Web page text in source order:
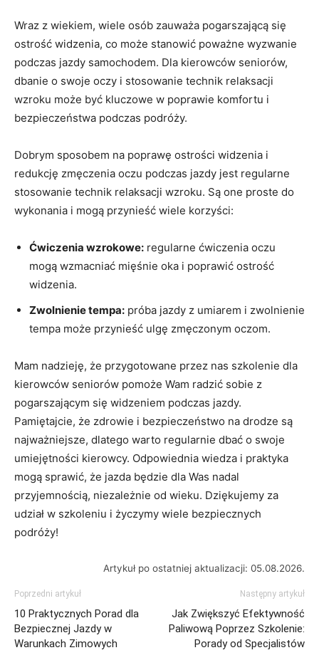
Wraz z wiekiem, wiele ‌osób zauważa pogarszającą się
‌ostrość widzenia, co może‌ stanowić⁢ poważne ⁤wyzwanie
podczas jazdy⁣ samochodem. Dla kierowców seniorów,
dbanie o ​swoje oczy i stosowanie technik ⁤relaksacji
‌wzroku​ może być kluczowe w poprawie komfortu i
‍bezpieczeństwa podczas‍ podróży.
Dobrym sposobem na poprawę ostrości widzenia⁢ i
redukcję zmęczenia oczu‌ podczas jazdy jest regularne
stosowanie technik relaksacji wzroku. Są one proste do
wykonania⁤ i mogą przynieść wiele korzyści:
Ćwiczenia wzrokowe: regularne ćwiczenia oczu
‌mogą wzmacniać mięśnie oka i poprawić ostrość⁤
widzenia.
Zwolnienie tempa: próba jazdy z ‌umiarem i‍ zwolnienie
tempa może⁣ przynieść ulgę ‍zmęczonym oczom.
Mam nadzieję, że przygotowane przez nas szkolenie dla
kierowców ​seniorów pomoże Wam radzić sobie z
pogarszającym ‌się‍ widzeniem⁣ podczas jazdy.
Pamiętajcie, że zdrowie i bezpieczeństwo na‍ drodze są
⁢najważniejsze,⁣ dlatego⁣ warto⁣ regularnie dbać o swoje
umiejętności kierowcy. Odpowiednia wiedza i praktyka
mogą sprawić, że⁣ jazda będzie ​dla‌ Was​ nadal
przyjemnością, niezależnie od‌ wieku. Dziękujemy za
udział w szkoleniu i życzymy wiele bezpiecznych
podróży!
Artykuł po ostatniej aktualizacji: 05.08.2026.
Poprzedni artykuł
10 Praktycznych Porad dla
Bezpiecznej Jazdy w
Warunkach Zimowych
Następny artykuł
Jak Zwiększyć Efektywność
Paliwową Poprzez Szkolenie:
Porady od Specjalistów